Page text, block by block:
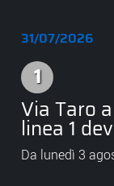
31/07/2026
1Linea 1
Via Taro
linea 1
Da lunedì 3